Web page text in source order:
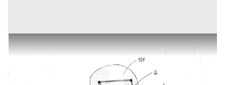
DISPOSITIVO TERGICRISTALLO PER PARABREZZA DI
SCOOTER
Prezzo
75.000 €